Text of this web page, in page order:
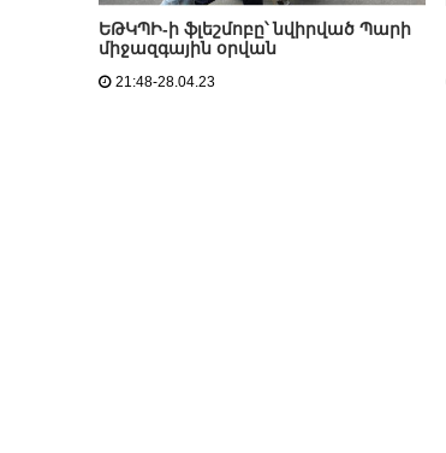
ԵԹԿՊԻ-ի ֆլեշմոբը՝ նվիրված Պարի
միջազգային օրվան
21:48-28.04.23